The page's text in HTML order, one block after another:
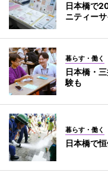
日本橋で
ニティー
暮らす・働く
日本橋・
験も
暮らす・働く
日本橋で